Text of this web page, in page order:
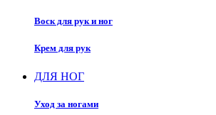
Воск для рук и ног
Крем для рук
ДЛЯ НОГ
Уход за ногами